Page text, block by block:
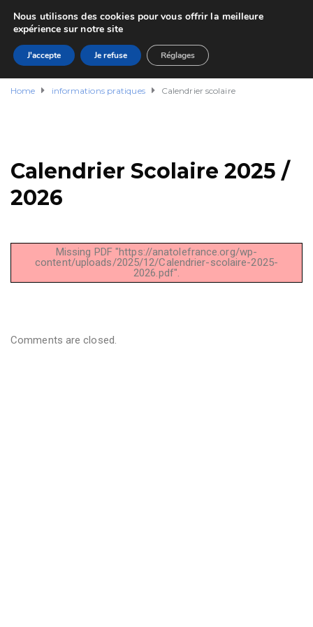
Home informations pratiques Calendrier scolaire
Calendrier Scolaire 2025 /
2026
Missing PDF "https://anatolefrance.org/wp-
content/uploads/2025/12/Calendrier-scolaire-2025-
2026.pdf".
Comments are closed.
Nous utilisons des cookies pour vous offrir la meilleure
expérience sur notre site
J'accepte Je refuse Réglages